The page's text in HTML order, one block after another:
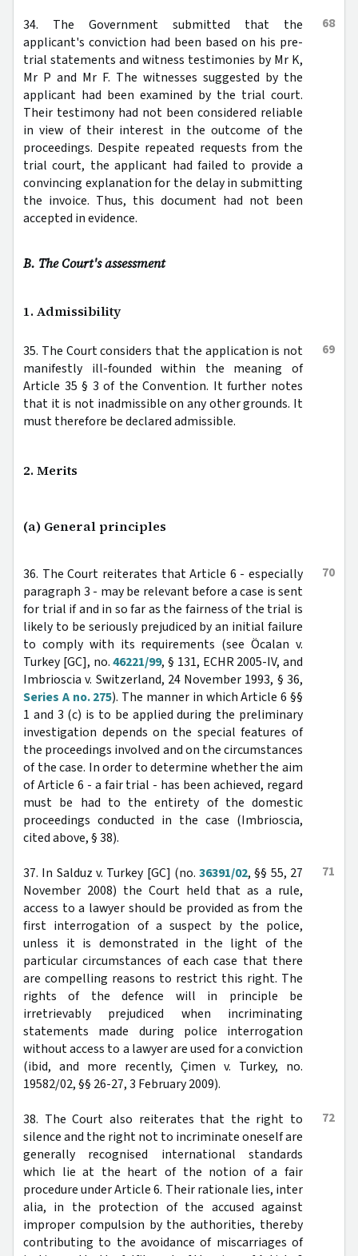
68
34. The Government submitted that the
applicant's conviction had been based on his pre-
trial statements and witness testimonies by Mr K,
Mr P and Mr F. The witnesses suggested by the
applicant had been examined by the trial court.
Their testimony had not been considered reliable
in view of their interest in the outcome of the
proceedings. Despite repeated requests from the
trial court, the applicant had failed to provide a
convincing explanation for the delay in submitting
the invoice. Thus, this document had not been
accepted in evidence.
B. The Court's assessment
1. Admissibility
69
35. The Court considers that the application is not
manifestly ill-founded within the meaning of
Article 35 § 3 of the Convention. It further notes
that it is not inadmissible on any other grounds. It
must therefore be declared admissible.
2. Merits
(a) General principles
70
36. The Court reiterates that Article 6 - especially
paragraph 3 - may be relevant before a case is sent
for trial if and in so far as the fairness of the trial is
likely to be seriously prejudiced by an initial failure
to comply with its requirements (see Öcalan v.
Turkey [GC], no.46221/99, § 131, ECHR 2005-IV, and
Imbrioscia v. Switzerland, 24 November 1993, § 36,
Series A no. 275). The manner in which Article 6 §§
1 and 3 (c) is to be applied during the preliminary
investigation depends on the special features of
the proceedings involved and on the circumstances
of the case. In order to determine whether the aim
of Article 6 - a fair trial - has been achieved, regard
must be had to the entirety of the domestic
proceedings conducted in the case (Imbrioscia,
cited above, § 38).
71
37. In Salduz v. Turkey [GC] (no.36391/02, §§ 55, 27
November 2008) the Court held that as a rule,
access to a lawyer should be provided as from the
first interrogation of a suspect by the police,
unless it is demonstrated in the light of the
particular circumstances of each case that there
are compelling reasons to restrict this right. The
rights of the defence will in principle be
irretrievably prejudiced when incriminating
statements made during police interrogation
without access to a lawyer are used for a conviction
(ibid, and more recently, Çimen v. Turkey, no.
19582/02, §§ 26-27, 3 February 2009).
72
38. The Court also reiterates that the right to
silence and the right not to incriminate oneself are
generally recognised international standards
which lie at the heart of the notion of a fair
procedure under Article 6. Their rationale lies, inter
alia, in the protection of the accused against
improper compulsion by the authorities, thereby
contributing to the avoidance of miscarriages of